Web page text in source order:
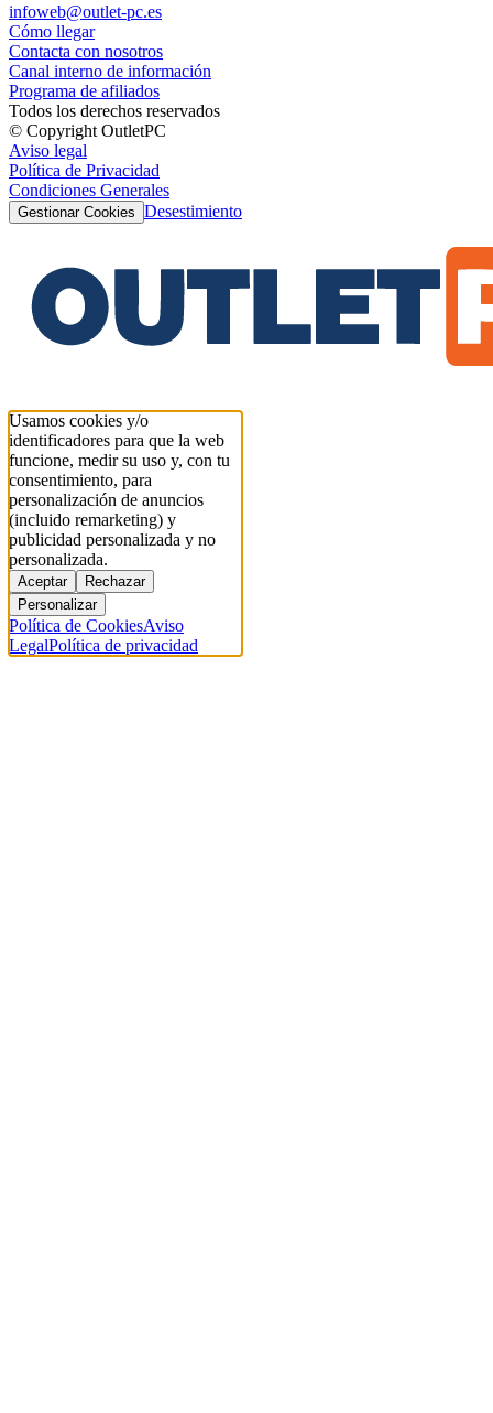
infoweb@outlet-pc.es
Cómo llegar
Contacta con nosotros
Canal interno de información
Programa de afiliados
Todos los derechos reservados
© Copyright OutletPC
Aviso legal
Política de Privacidad
Condiciones Generales
Gestionar Cookies Desestimiento
Usamos cookies y/o
identificadores para que la web
funcione, medir su uso y, con tu
consentimiento, para
personalización de anuncios
(incluido remarketing) y
publicidad personalizada y no
personalizada.
Aceptar
Rechazar
Personalizar
Política de CookiesAviso
LegalPolítica de privacidad